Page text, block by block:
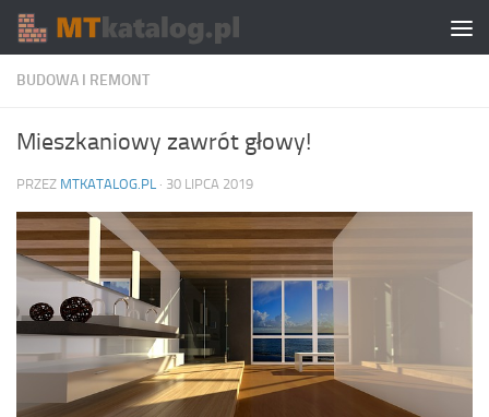
Skip to content
BUDOWA I REMONT
Mieszkaniowy zawrót głowy!
PRZEZ MTKATALOG.PL · 30 LIPCA 2019